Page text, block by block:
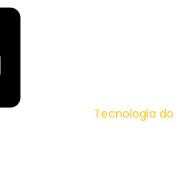
Tecnologia do